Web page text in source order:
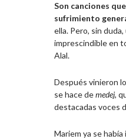
Son canciones
sufrimiento
ella. Pero, sin
imprescindible en
Alal.
Después vinieron
se hace demedej,
destacadas voces
Mariem ya se